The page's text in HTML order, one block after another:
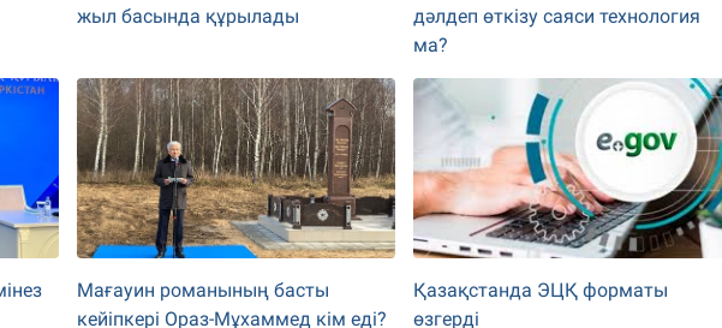
жыл басында құрылады
дәлдеп өткізу саяси технология
ма?
Мағауин романының басты
кейіпкері Ораз-Мұхаммед кім еді?
Қазақстанда ЭЦҚ форматы
өзгерді